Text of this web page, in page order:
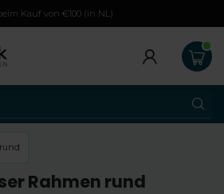
Kauf von €100 (in NL)
Rahmen rund